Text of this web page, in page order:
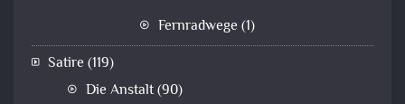
Fernradwege (1)
Satire (119)
Die Anstalt(90)